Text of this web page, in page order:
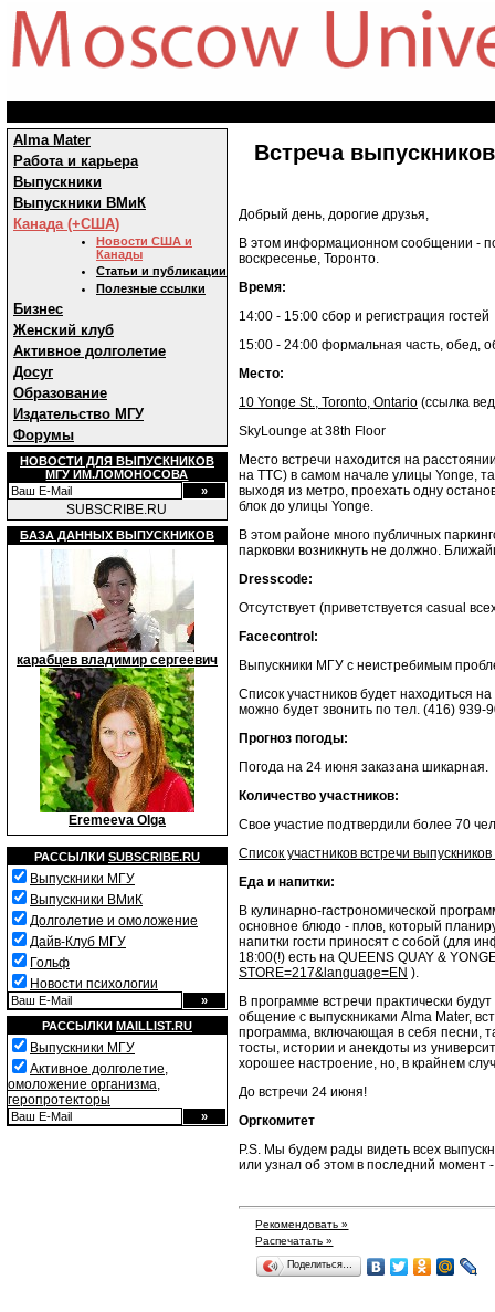
Alma Mater
Работа и карьера
Выпускники
Выпускники ВМиК
Канада (+США)
Новости США и
Канады
Статьи и публикации
Полезные ссылки
Бизнес
Женский клуб
Активное долголетие
Досуг
Образование
Издательство МГУ
Форумы
НОВОСТИ ДЛЯ ВЫПУСКНИКОВ
МГУ ИМ.ЛОМОНОСОВА
SUBSCRIBE.RU
БАЗА ДАННЫХ ВЫПУСКНИКОВ
карабцев владимир сергеевич
Eremeeva Olga
РАССЫЛКИ SUBSCRIBE.RU
Выпускники МГУ
Выпускники ВМиК
Долголетие и омоложение
Дайв-Клуб МГУ
Гольф
Новости психологии
РАССЫЛКИ MAILLIST.RU
Выпускники МГУ
Активное долголетие,
омоложение организма,
геропротекторы
Встреча
Добрый день, дорогие друзья,
В этом информационном сообщении -
воскресенье, Торонто.
Время:
14:00 - 15:00 сбор и регистрация гостей
15:00 - 24:00 формальная часть, обед,
Место:
10 Yonge St., Toronto, Ontario (ссылка
SkyLounge at 38th Floor
Место встречи находится на
на TTC) в самом начале улицы Yonge,
выходя из метро, проехать одну
блок до улицы Yonge.
В этом районе много публичных
парковки возникнуть не должно.
Dresscode:
Отсутствует (приветствуется casual
Facecontrol:
Выпускники МГУ с неистребимым
Список участников будет находиться
можно будет звонить по тел. (416) 939-
Прогноз погоды:
Погода на 24 июня заказана шикарная.
Количество участников:
Свое участие подтвердили более 70
Список участников встречи
Еда и напитки:
В кулинарно-гастрономической
основное блюдо - плов, который
напитки гости приносят с собой (для
18:00(!) есть на QUEENS QUAY &
STORE=217&language=EN ).
В программе встречи практически
общение с выпускниками Alma Mater,
программа, включающая в себя песни,
тосты, истории и анекдоты из
хорошее настроение, но, в крайнем
До встречи 24 июня!
Оргкомитет
P.S. Мы будем рады видеть всех
или узнал об этом в последний момент
Рекомендовать »
Распечатать »
Поделиться…